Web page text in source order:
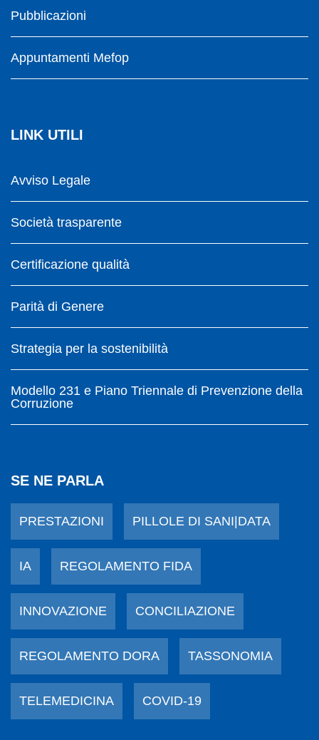
Pubblicazioni
Appuntamenti Mefop
LINK UTILI
Avviso Legale
Società trasparente
Certificazione qualità
Parità di Genere
Strategia per la sostenibilità
Modello 231 e Piano Triennale di Prevenzione della
Corruzione
SE NE PARLA
PRESTAZIONI PILLOLE DI SANI|DATA
IA REGOLAMENTO FIDA
INNOVAZIONE CONCILIAZIONE
REGOLAMENTO DORA TASSONOMIA
TELEMEDICINA COVID-19